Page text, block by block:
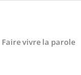
Faire vivre la parole